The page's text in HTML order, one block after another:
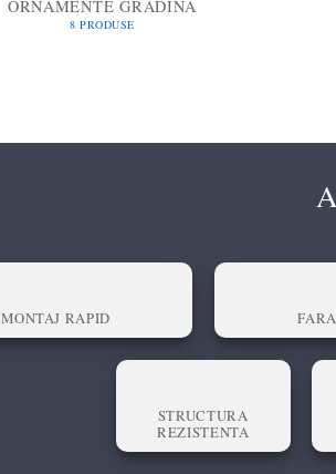
ORNAMENTE GRADINA
8 PRODUSE
MONTAJ RAPID
STRUCTURA
REZISTENTA